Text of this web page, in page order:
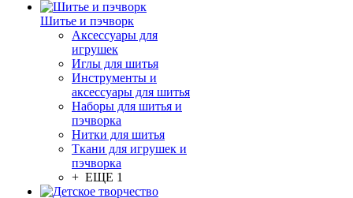
Шитье и пэчворк
Аксессуары для
игрушек
Иглы для шитья
Инструменты и
аксессуары для шитья
Наборы для шитья и
пэчворка
Нитки для шитья
Ткани для игрушек и
пэчворка
+ ЕЩЕ 1